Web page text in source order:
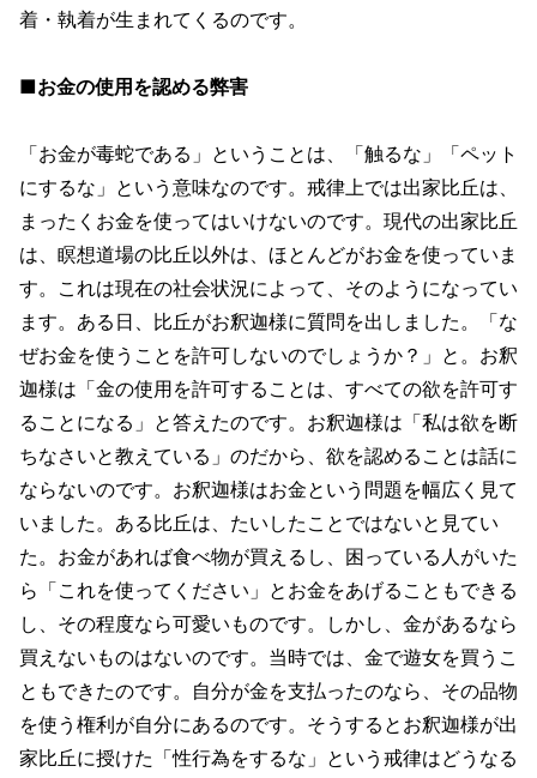
着・執着が生まれてくるのです。
■お金の使用を認める弊害
「お金が毒蛇である」ということは、「触るな」「ペット
にするな」という意味なのです。戒律上では出家比丘は、
まったくお金を使ってはいけないのです。現代の出家比丘
は、瞑想道場の比丘以外は、ほとんどがお金を使っていま
す。これは現在の社会状況によって、そのようになってい
ます。ある日、比丘がお釈迦様に質問を出しました。「な
ぜお金を使うことを許可しないのでしょうか？」と。お釈
迦様は「金の使用を許可することは、すべての欲を許可す
ることになる」と答えたのです。お釈迦様は「私は欲を断
ちなさいと教えている」のだから、欲を認めることは話に
ならないのです。お釈迦様はお金という問題を幅広く見て
いました。ある比丘は、たいしたことではないと見てい
た。お金があれば食べ物が買えるし、困っている人がいた
ら「これを使ってください」とお金をあげることもできる
し、その程度なら可愛いものです。しかし、金があるなら
買えないものはないのです。当時では、金で遊女を買うこ
ともできたのです。自分が金を支払ったのなら、その品物
を使う権利が自分にあるのです。そうするとお釈迦様が出
家比丘に授けた「性行為をするな」という戒律はどうなる